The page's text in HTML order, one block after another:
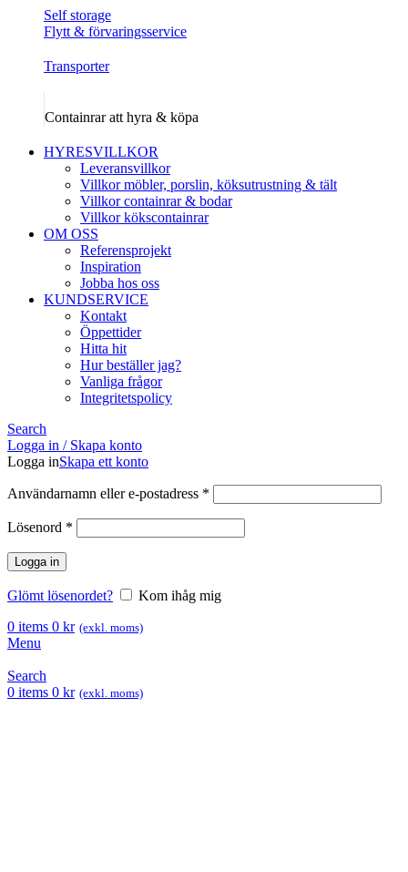
Self storage
Flytt & förvaringsservice
Transporter
Containrar att hyra & köpa
HYRESVILLKOR
Leveransvillkor
Villkor möbler, porslin, köksutrustning & tält
Villkor containrar & bodar
Villkor kökscontainrar
OM OSS
Referensprojekt
Inspiration
Jobba hos oss
KUNDSERVICE
Kontakt
Öppettider
Hitta hit
Hur beställer jag?
Vanliga frågor
Integritetspolicy
Search
Logga in / Skapa konto
Logga inSkapa ett konto
Användarnamn eller e-postadress *
Lösenord *
Logga in
Glömt lösenordet?
Kom ihåg mig
0 items 0 kr (exkl. moms)
Menu
Search
0 items 0 kr (exkl. moms)